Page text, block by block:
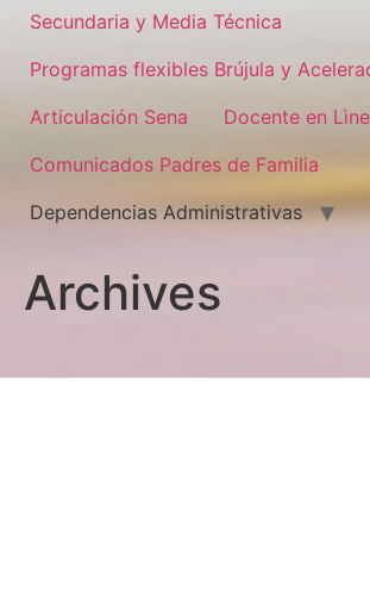
Secundaria y Media Técnica
Programas flexibles Brújula y
Articulación Sena
Docente en
Comunicados Padres de Familia
Dependencias Administrativas
Archives